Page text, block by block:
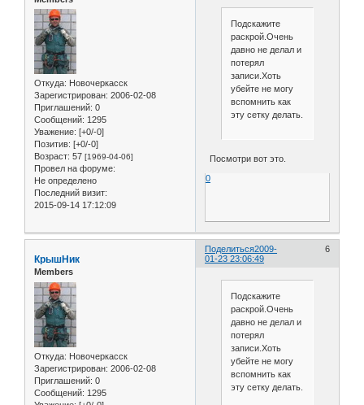
Откуда: Новочеркасск
Зарегистрирован: 2006-02-08
Приглашений: 0
Сообщений: 1295
Уважение: [+0/-0]
Позитив: [+0/-0]
Возраст: 57 [1969-04-06]
Провел на форуме:
Не определено
Последний визит:
2015-09-14 17:12:09
Подскажите
раскрой.Очень
давно не делал и
потерял
записи.Хоть
убейте не могу
вспомнить как
эту сетку делать.
Посмотри вот это.
0
Поделиться 6
2009-
01-23 23:06:49
КрышНик
Members
Откуда: Новочеркасск
Зарегистрирован: 2006-02-08
Приглашений: 0
Сообщений: 1295
Подскажите
раскрой.Очень
давно не делал и
потерял
записи.Хоть
убейте не могу
вспомнить как
эту сетку делать.